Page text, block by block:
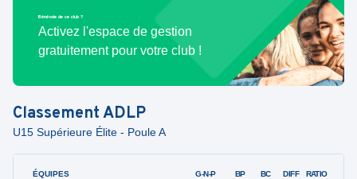
Bénévole de ce club ?
Activez l'espace de gestion
gratuitement pour votre club !
ClassementADLP
U15 Supérieure Élite - Poule A
ÉQUIPES G-N-P BP BC DIFF RATIO